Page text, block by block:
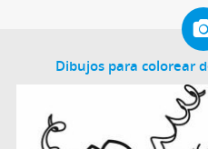
Dibujos para colorear